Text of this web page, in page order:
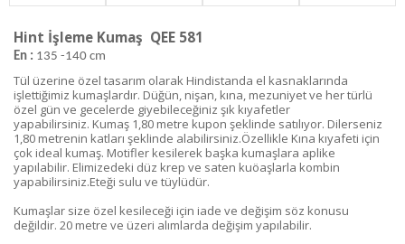
Hint İşleme Kumaş QEE 581
En : 135 -140 cm
Tül üzerine özel tasarım olarak Hindistanda el kasnaklarında
işlettiğimiz kumaşlardır. Düğün, nişan, kına, mezuniyet ve her türlü
özel gün ve gecelerde giyebileceğiniz şık kıyafetler
yapabilirsiniz. Kumaş 1,80 metre kupon şeklinde satılıyor. Dilerseniz
1,80 metrenin katları şeklinde alabilirsiniz.Özellikle Kına kıyafeti için
çok ideal kumaş. Motifler kesilerek başka kumaşlara aplike
yapılabilir. Elimizedeki düz krep ve saten kuöaşlarla kombin
yapabilirsiniz.Eteği sulu ve tüylüdür.
Kumaşlar size özel kesileceği için iade ve değişim söz konusu
değildir. 20 metre ve üzeri alımlarda değişim yapılabilir.